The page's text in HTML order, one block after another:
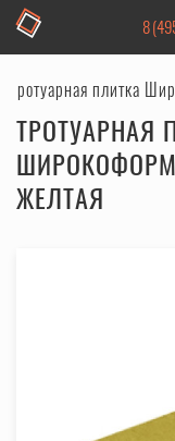
8
Тротуарная плитка
ТРОТУАРНАЯ
ЖЕЛТАЯ